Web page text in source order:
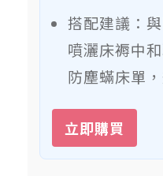
搭配建議：
噴灑床褥中
防塵蟎床單
立即購買